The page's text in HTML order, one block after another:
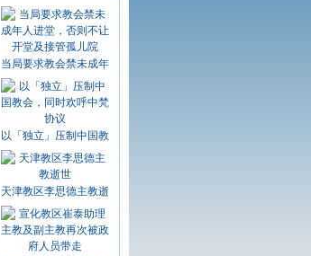
当局要求教会禁未成年
以「独立」压制中国教
天津教区李思德主教逝